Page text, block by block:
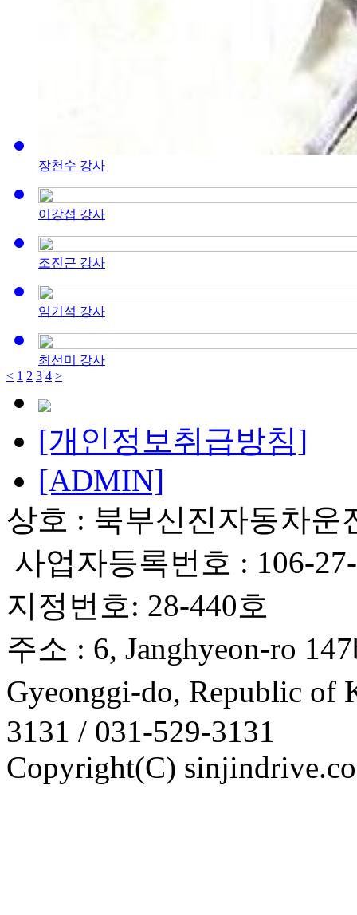
장천수 강사
이강섭 강사
조진근 강사
임기석 강사
최선미 강사
< 1 2 3 4 >
[개인정보취급방침]
[ADMIN]
상호 : 북부신진자동차
사업자등록번호 : 106-
지정번호: 28-440호
주소 : 6, Janghyeon-ro
Gyeonggi-do, Republic
3131 / 031-529-3131
Copyright(C)